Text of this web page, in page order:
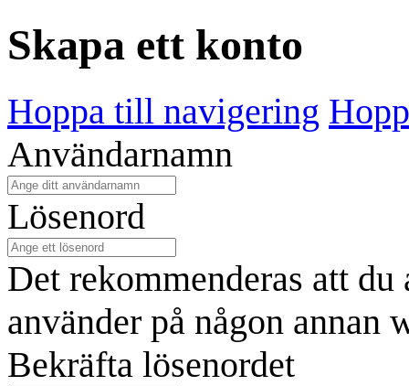
Skapa ett konto
Hoppa till navigering
Användarnamn
Lösenord
Det rekommenderas att
använder på någon annan
Bekräfta lösenordet